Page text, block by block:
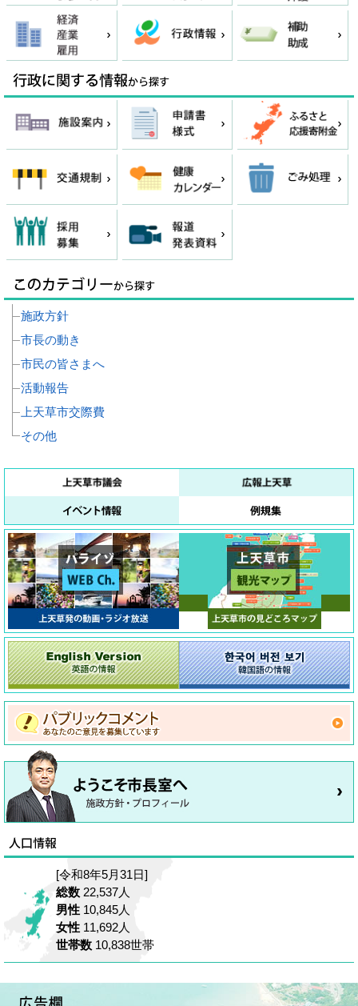
施政方針
市長の動き
市民の皆さまへ
活動報告
上天草市交際費
その他
[令和8年5月31日]
総数 22,537人
男性 10,845人
女性 11,692人
世帯数 10,838世帯